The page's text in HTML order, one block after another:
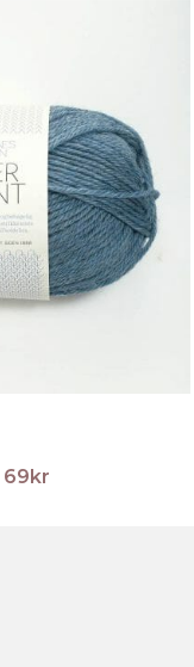
69kr